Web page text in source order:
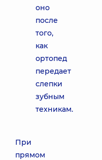
оно
после
того,
как
ортопед
передает
слепки
зубным
техникам.
При
прямом